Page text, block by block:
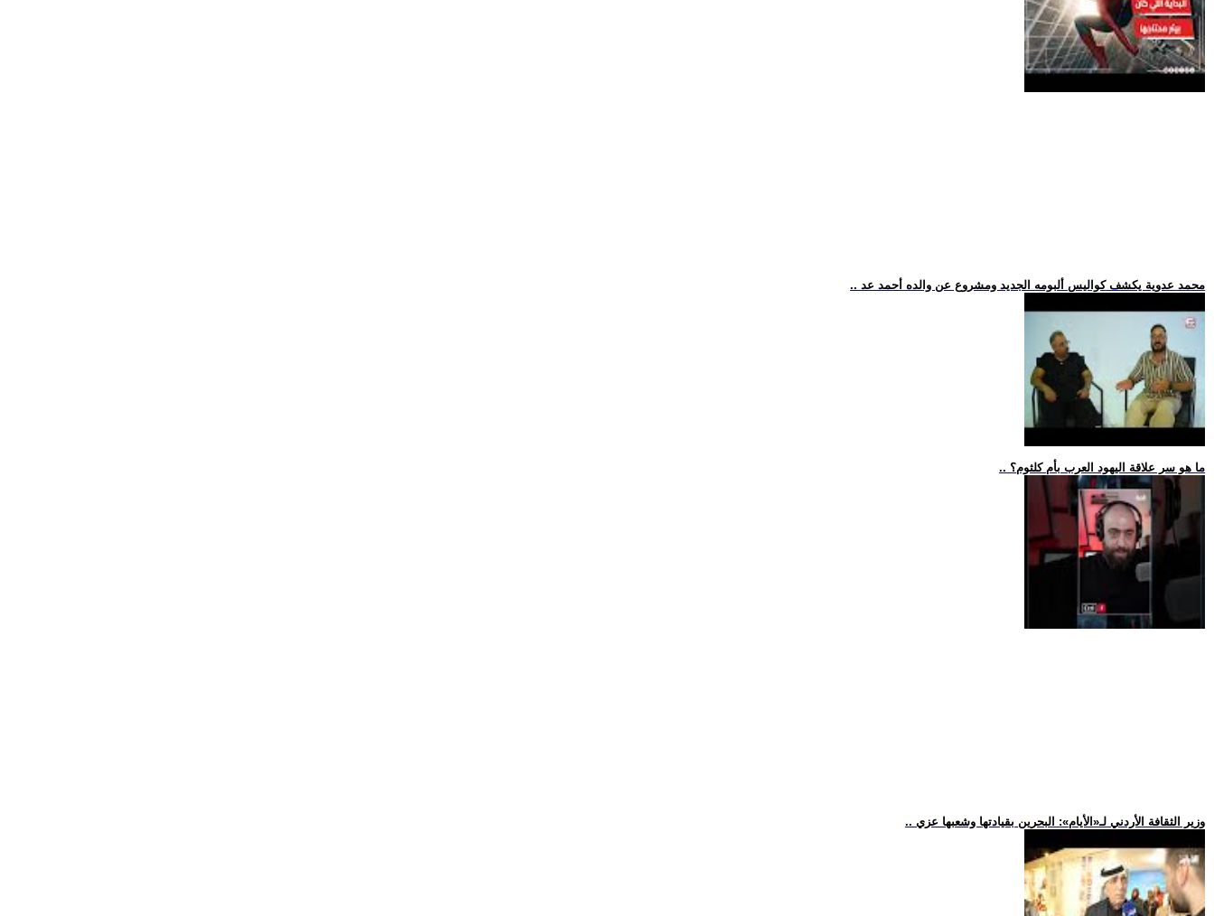
.. محمد عدوية يكشف كواليس ألبومه الجديد ومشروع عن والده أحمد عد
.. ما هو سر علاقة اليهود العرب بأم كلثوم؟
.. وزير الثقافة الأردني لـ«الأيام»: البحرين بقيادتها وشعبها عزي